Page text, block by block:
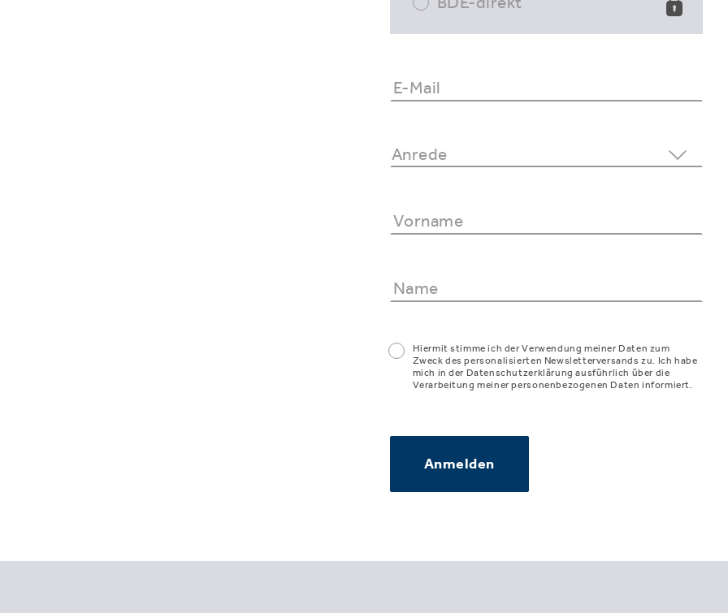
Hiermit stimme ich der Verwendung meiner Daten zum
Zweck des personalisierten Newsletterversands zu. Ich habe
mich in der Datenschutzerklärung ausführlich über die
Verarbeitung meiner personenbezogenen Daten informiert.
Anmelden